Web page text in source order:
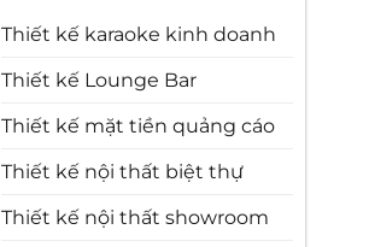
Thiết kế karaoke kinh doanh
Thiết kế Lounge Bar
Thiết kế mặt tiền quảng cáo
Thiết kế nội thất biệt thự
Thiết kế nội thất showroom